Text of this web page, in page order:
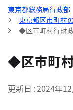
東京都総務局行政部
東京都区市町村
◆区市町村行財
◆区市町
更新日 2024年